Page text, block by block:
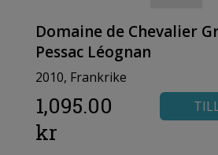
Domaine de Chevalier
Pessac Léognan
2010, Frankrike
1,095.00
kr